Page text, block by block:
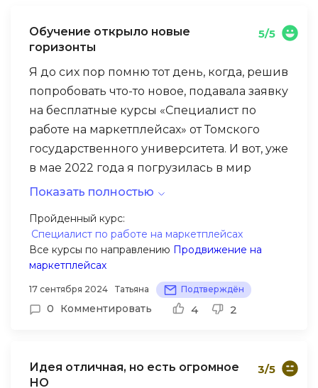
Обучение открыло новые
горизонты
5/5
Я до сих пор помню тот день, когда, решив
попробовать что-то новое, подавала заявку
на бесплатные курсы «Специалист по
работе на маркетплейсах» от Томского
государственного университета. И вот, уже
в мае 2022 года я погрузилась в мир
онлайн-торговли.
С первых же лекций я поняла, что это
именно то, что мне нужно. Преподаватели
университета создавали атмосферу
живого общения, где каждый мог задать
свой вопрос, получить исчерпывающий
ответ и понять все, что нужно было. Они
позволяло нам сразу применять
Особенно запомнились те моменты, когда
казалось, что какой-то материал
Показать полностью
Пройденный курс:
Специалист по работе на маркетплейсах
Все курсы по направлению Продвижение на
маркетплейсах
17 сентября 2024 Татьяна Подтверждён
0 Комментировать 4 2
Идея отличная, но есть огромное
НО
3/5